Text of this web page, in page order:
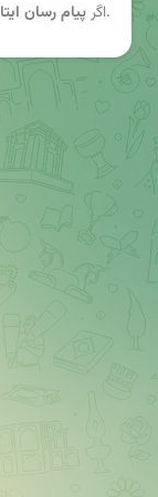
اگرپیام رسان ایتا ارتباط بگیرید.